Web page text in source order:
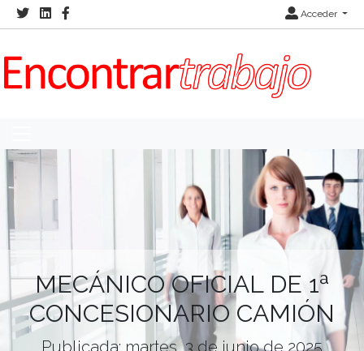
Acceder
MECÁNICO OFICIAL DE 1ª
CONCESIONARIO CAMIÓN
Publicada: martes, 3 de junio de 2025